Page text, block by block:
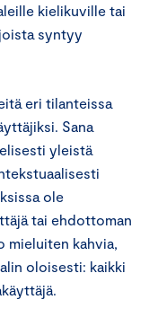
kielikuville tai
syntyy
eri tilanteissa
Sana
yleistä
ole
tai ehdottoman
mieluiten kahvia,
oloisesti: kaikki